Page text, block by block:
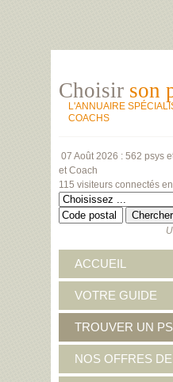
Choisir son
L'ANNUAIRE
COACHS
07 Août 2026 : 562 psys
et Coach
115 visiteurs connectés
ACCUEIL
VOTRE GUIDE
TROUVER UN
NOS OFFRES